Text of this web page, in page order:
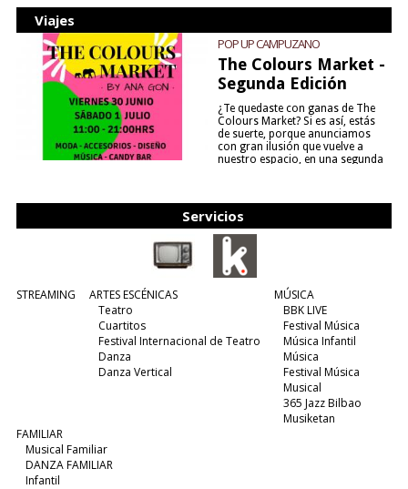
Viajes
POP UP CAMPUZANO
The Colours Market -
Segunda Edición
¿Te quedaste con ganas de The
Colours Market? Si es así, estás
de suerte, porque anunciamos
con gran ilusión que vuelve a
nuestro espacio, en una segunda
Servicios
STREAMING
ARTES ESCÉNICAS
Teatro
Cuartitos
Festival Internacional de Teatro
Danza
Danza Vertical
MÚSICA
BBK LIVE
Festival Música
Música Infantil
Música
Festival Música
Musical
365 Jazz Bilbao
Musiketan
FAMILIAR
Musical Familiar
DANZA FAMILIAR
Infantil